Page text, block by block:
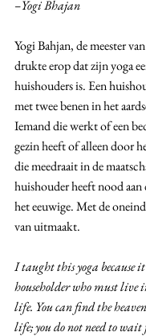
–Yogi Bhajan
Yogi Bahjan, de meester
drukte erop dat zijn yoga
huishouders is. Een
met twee benen in het
Iemand die werkt of een
gezin heeft of alleen door
die meedraait in de
huishouder heeft nood
het eeuwige. Met de
van uitmaakt.
I taught this yoga because
householder who must
life. You can find the
life; you do not need to